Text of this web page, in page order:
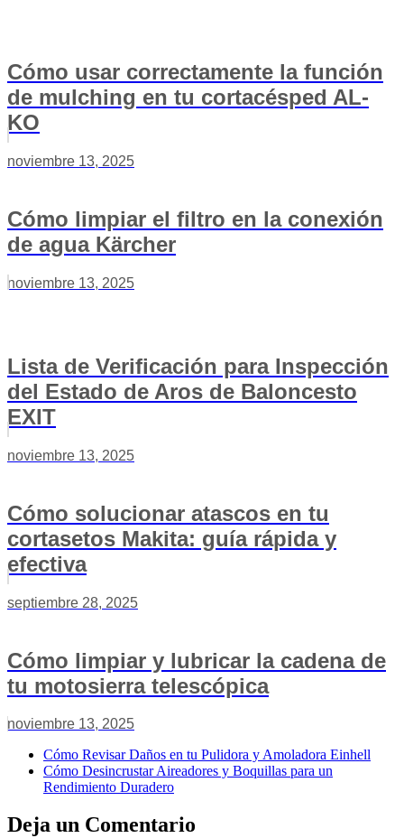
Cómo usar correctamente la función
de mulching en tu cortacésped AL-
KO
noviembre 13, 2025
Cómo limpiar el filtro en la conexión
de agua Kärcher
noviembre 13, 2025
Lista de Verificación para Inspección
del Estado de Aros de Baloncesto
EXIT
noviembre 13, 2025
Cómo solucionar atascos en tu
cortasetos Makita: guía rápida y
efectiva
septiembre 28, 2025
Cómo limpiar y lubricar la cadena de
tu motosierra telescópica
noviembre 13, 2025
Cómo Revisar Daños en tu Pulidora y Amoladora Einhell
Cómo Desincrustar Aireadores y Boquillas para un
Rendimiento Duradero
Deja un Comentario